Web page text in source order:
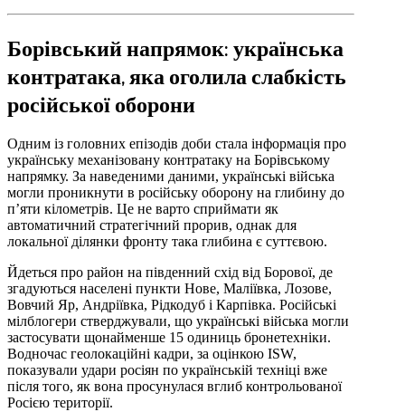
Борівський напрямок: українська
контратака, яка оголила слабкість
російської оборони
Одним із головних епізодів доби стала інформація про
українську механізовану контратаку на Борівському
напрямку. За наведеними даними, українські війська
могли проникнути в російську оборону на глибину до
п’яти кілометрів. Це не варто сприймати як
автоматичний стратегічний прорив, однак для
локальної ділянки фронту така глибина є суттєвою.
Йдеться про район на південний схід від Борової, де
згадуються населені пункти Нове, Маліївка, Лозове,
Вовчий Яр, Андріївка, Рідкодуб і Карпівка. Російські
мілблогери стверджували, що українські війська могли
застосувати щонайменше 15 одиниць бронетехніки.
Водночас геолокаційні кадри, за оцінкою ISW,
показували удари росіян по українській техніці вже
після того, як вона просунулася вглиб контрольованої
Росією території.